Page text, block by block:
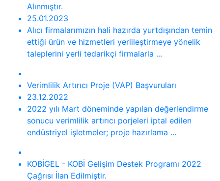
Alınmıştır.
25.01.2023
Alıcı firmalarımızın hali hazırda yurtdışından temin
ettiği ürün ve hizmetleri yerlileştirmeye yönelik
taleplerini yerli tedarikçi firmalarla ...
Verimlilik Artırıcı Proje (VAP) Başvuruları
23.12.2022
2022 yılı Mart döneminde yapılan değerlendirme
sonucu verimlilik artırıcı porjeleri iptal edilen
endüstriyel işletmeler; proje hazırlama ...
KOBİGEL - KOBİ Gelişim Destek Programı 2022
Çağrısı İlan Edilmiştir.